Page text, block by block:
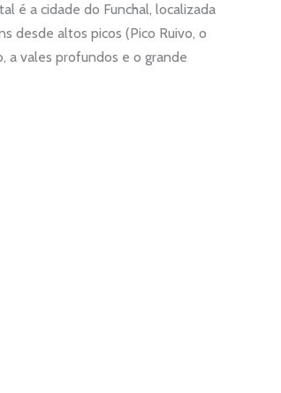
é a cidade do Funchal, localizada
desde altos picos (Pico Ruivo, o
a vales profundos e o grande